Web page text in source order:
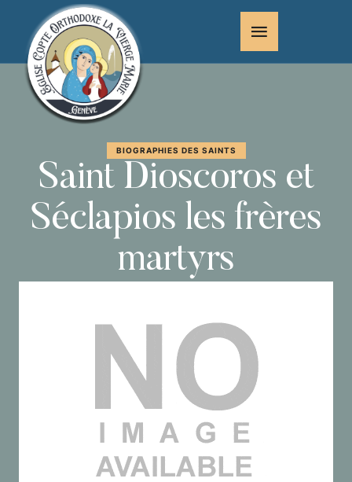
BIOGRAPHIES DES SAINTS
Saint Dioscoros et
Séclapios les frères
martyrs